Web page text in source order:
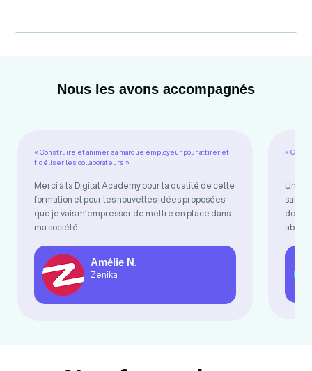
Nous les avons accompagnés
« Construire et animer sa marque employeur pour attirer et
fidéliser les collaborateurs »
Merci à la Digital Academy pour la qualité de cette
formation et pour les nouvelles idées proposées
que je vais m’empresser de mettre en place dans
ma société.
Amélie N.
Zenika
«
Une
sait